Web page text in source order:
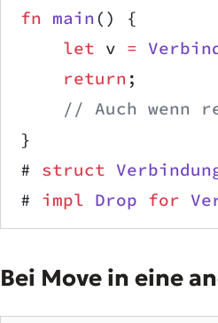
fn main () {
    let
v =
    return
;
// Auch wenn
}
# struct
# impl Drop for
Bei Move in eine